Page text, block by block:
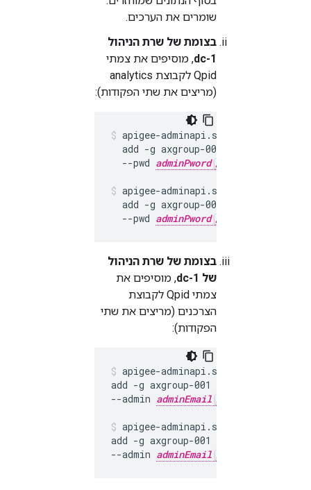
שומרים את הערכים.
בצומת של שרת הניהול
dc-1, מוסיפים את צמתי
Qpid לקבוצת analytics
(מריצים את שתי הפקודות):
apigee-adminapi.sh analytics
  add -g axgroup-001 -u "
  --pwd
adminPword
apigee-adminapi.sh analytics
  add -g axgroup-001 -u "
  --pwd
adminPword
בצומת של שרת הניהול
של dc-1
, מוסיפים את
צמתי Qpid לקבוצת
הצרכנים (מריצים את שתי
הפקודות):
apigee-adminapi.sh analytics
add -g axgroup-001 -c consumer-
--admin adminEmail
apigee-adminapi.sh analytics
add -g axgroup-001 -c consumer-
--admin adminEmail